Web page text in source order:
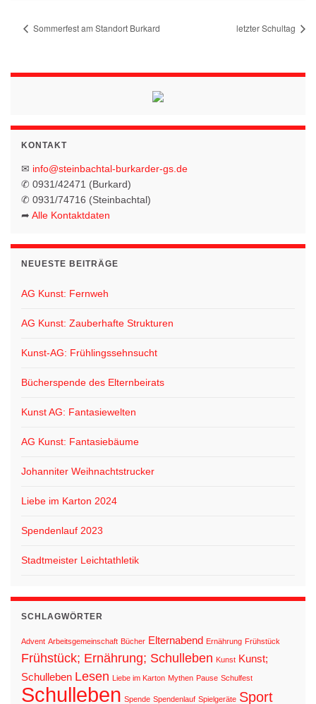
Sommerfest am Standort Burkard letzter Schultag
KONTAKT
✉ info@steinbachtal-burkarder-gs.de
✆ 0931/42471 (Burkard)
✆ 0931/74716 (Steinbachtal)
➦ Alle Kontaktdaten
NEUESTE BEITRÄGE
AG Kunst: Fernweh
AG Kunst: Zauberhafte Strukturen
Kunst-AG: Frühlingssehnsucht
Bücherspende des Elternbeirats
Kunst AG: Fantasiewelten
AG Kunst: Fantasiebäume
Johanniter Weihnachtstrucker
Liebe im Karton 2024
Spendenlauf 2023
Stadtmeister Leichtathletik
SCHLAGWÖRTER
Advent Arbeitsgemeinschaft Bücher Elternabend Ernährung Frühstück
Frühstück; Ernährung; Schulleben Kunst Kunst;
Schulleben Lesen Liebe im Karton Mythen Pause Schulfest
Schulleben Spende Spendenlauf Spielgeräte Sport